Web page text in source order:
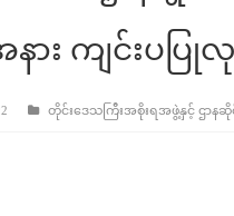
ား ကျင်းပပြု
တိုင်းဒေသကြီးအစိုးရအဖွဲ့နှင့် ဌာနဆိုင်